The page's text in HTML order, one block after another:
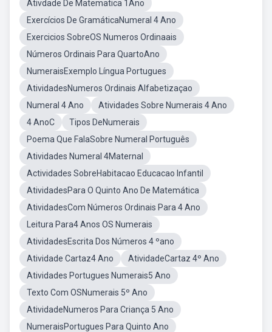
Ativdade De Matematica 1Ano
Exercícios De GramáticaNumeral 4 Ano
Exercicios SobreOS Numeros Ordinaais
Números Ordinais Para QuartoAno
NumeraisExemplo Língua Portugues
AtividadesNumeros Ordinais Alfabetizaçao
Numeral 4 Ano
Atividades Sobre Numerais 4 Ano
4 AnoC
Tipos DeNumerais
Poema Que FalaSobre Numeral Português
Atividades Numeral 4Maternal
Actividades SobreHabitacao Educacao Infantil
AtividadesPara O Quinto Ano De Matemática
AtividadesCom Números Ordinais Para 4 Ano
Leitura Para4 Anos OS Numerais
AtividadesEscrita Dos Números 4 ºano
Atividade Cartaz4 Ano
AtividadeCartaz 4º Ano
Atividades Portugues Numerais5 Ano
Texto Com OSNumerais 5º Ano
AtividadeNumeros Para Criança 5 Ano
NumeraisPortugues Para Quinto Ano